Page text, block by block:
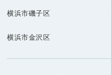
横浜市磯子区
横浜市金沢区